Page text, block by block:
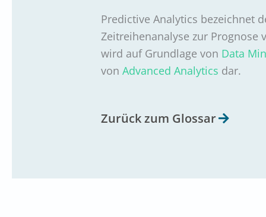
Predictive Analytics bezeichnet
Zeitreihenanalyse zur Prognose
wird auf Grundlage von Data
von Advanced Analytics dar.
Zurück zum Glossar